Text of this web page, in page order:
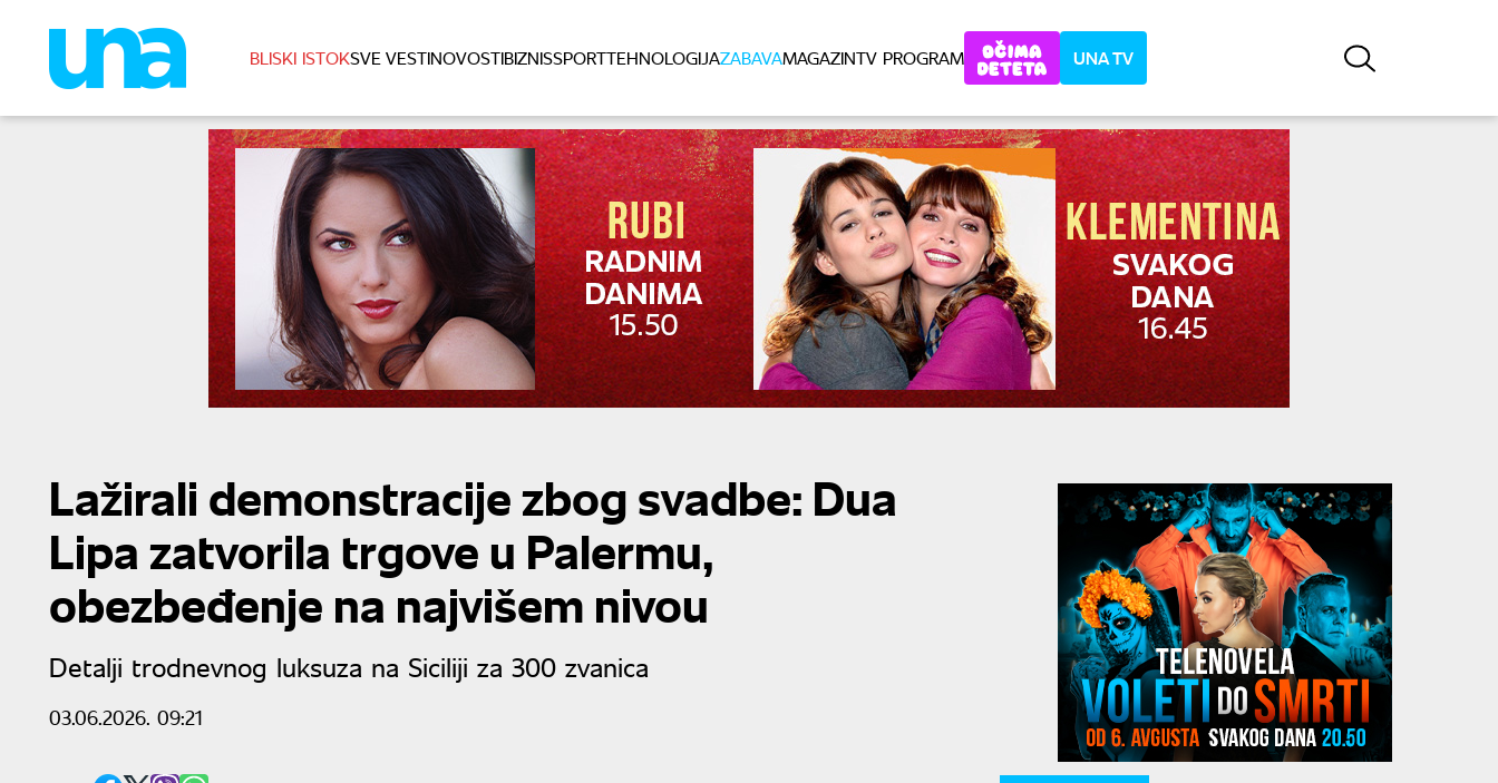
BLISKI ISTOKSVE VESTINOVOSTIBIZNISSPORTTEHNOLOGIJAZABAVAMAGAZINTV PROGRAM UNA TV
Lažirali demonstracije zbog svadbe: Dua
Lipa zatvorila trgove u Palermu,
obezbeđenje na najvišem nivou
Detalji trodnevnog luksuza na Siciliji za 300 zvanica
03.06.2026. 09:21